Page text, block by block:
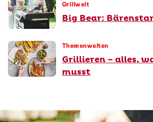
Grillwelt
Big Bear:
Themenwelten
Grillieren – alles,
musst